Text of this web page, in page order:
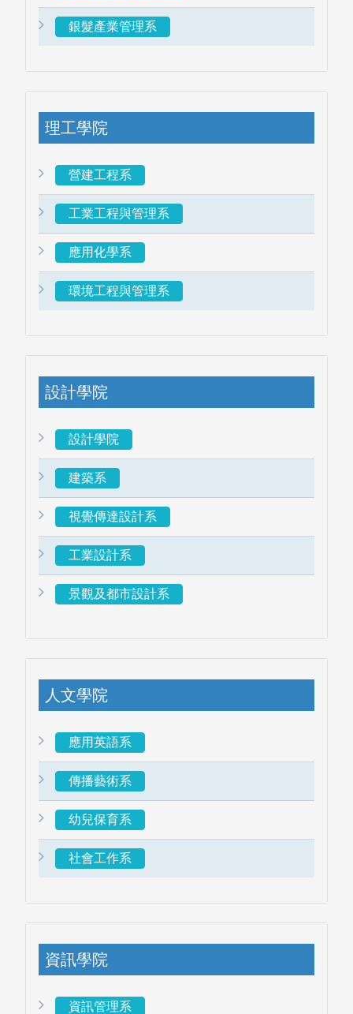
銀髮產業管理系
理工學院
營建工程系
工業工程與管理系
應用化學系
環境工程與管理系
設計學院
設計學院
建築系
視覺傳達設計系
工業設計系
景觀及都市設計系
人文學院
應用英語系
傳播藝術系
幼兒保育系
社會工作系
資訊學院
資訊管理系